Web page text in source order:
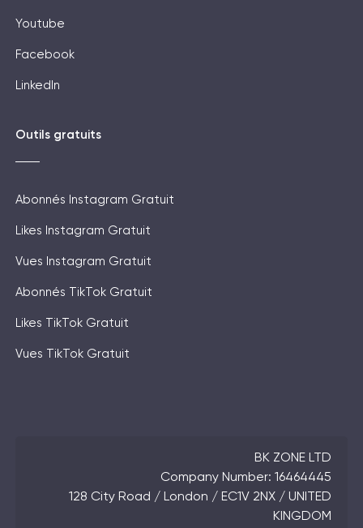
Youtube
Facebook
LinkedIn
Outils gratuits
Abonnés Instagram Gratuit
Likes Instagram Gratuit
Vues Instagram Gratuit
Abonnés TikTok Gratuit
Likes TikTok Gratuit
Vues TikTok Gratuit
BK ZONE LTD
Company Number: 16464445
128 City Road / London / EC1V 2NX / UNITED
KINGDOM